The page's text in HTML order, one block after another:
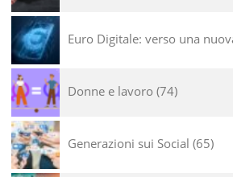
Euro Digitale: verso una
Donne e lavoro 74
Generazioni sui Social 65